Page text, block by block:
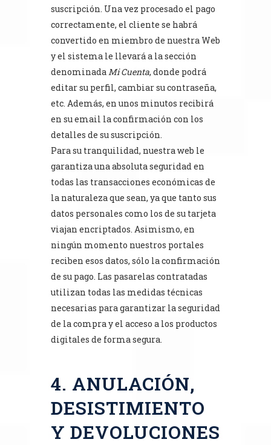
suscripción. Una vez procesado el pago
correctamente, el cliente se habrá
convertido en miembro de nuestra Web
y el sistema le llevará a la sección
denominadaMi Cuenta, donde podrá
editar su perfil, cambiar su contraseña,
etc. Además, en unos minutos recibirá
en su email la confirmación con los
detalles de su suscripción.
Para su tranquilidad, nuestra web le
garantiza una absoluta seguridad en
todas las transacciones económicas de
la naturaleza que sean, ya que tanto sus
datos personales como los de su tarjeta
viajan encriptados. Asimismo, en
ningún momento nuestros portales
reciben esos datos, sólo la confirmación
de su pago. Las pasarelas contratadas
utilizan todas las medidas técnicas
necesarias para garantizar la seguridad
de la compra y el acceso a los productos
digitales de forma segura.
4. ANULACIÓN,
DESISTIMIENTO
Y DEVOLUCIONES